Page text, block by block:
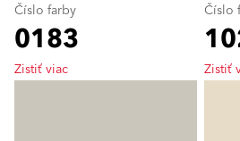
Číslo farby
0183
Zistiť viac
Číslo
Zistiť